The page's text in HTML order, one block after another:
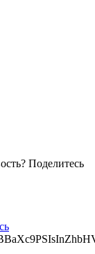
Поделитесь